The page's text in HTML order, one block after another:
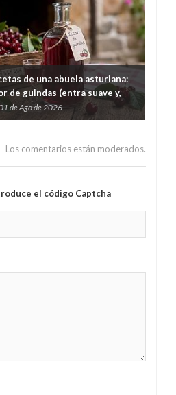
de una abuela asturiana:
de guindas (entra suave y,
quieres darte cuenta, tas
secretos familiares de
de Ago de 2026
Los comentarios están moderados.
el código Captcha